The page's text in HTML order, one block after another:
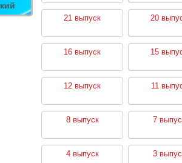
21 выпуск 20
16 выпуск 15
12 выпуск 11
8 выпуск 7
4 выпуск 3